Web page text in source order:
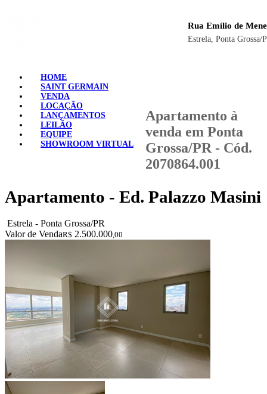
Rua Emílio de
Estrela, Ponta Grossa/
HOME
SAINT GERMAIN
VENDA
LOCAÇÃO
LANÇAMENTOS
LEILÃO
EQUIPE
SHOWROOM VIRTUAL
Apartamento à
venda em Ponta
Grossa/PR - Cód.
2070864.001
Apartamento - Ed. Palazzo Masini
Estrela - Ponta Grossa/PR
Valor de VendaR$ 2.500.000,00